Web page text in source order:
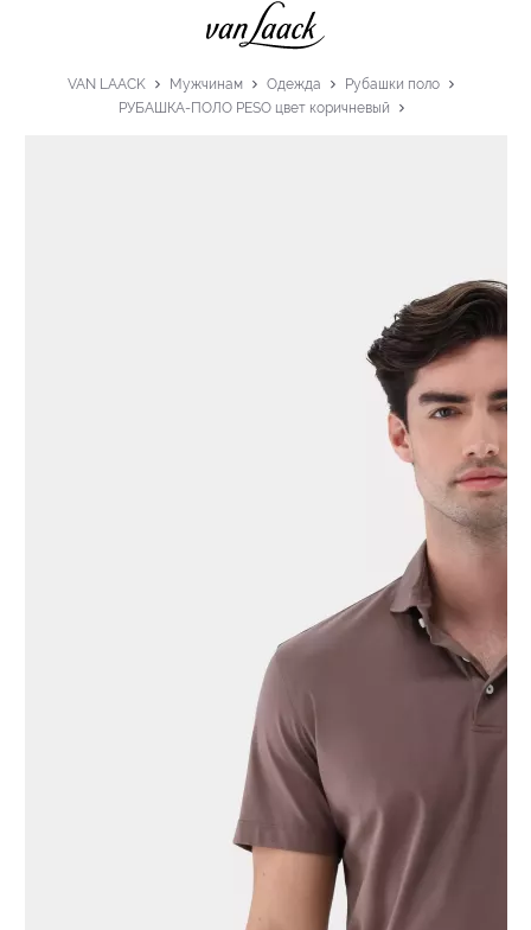
VAN LAACK Мужчинам Одежда
Рубашки поло
РУБАШКА-ПОЛО PESO цвет коричневый